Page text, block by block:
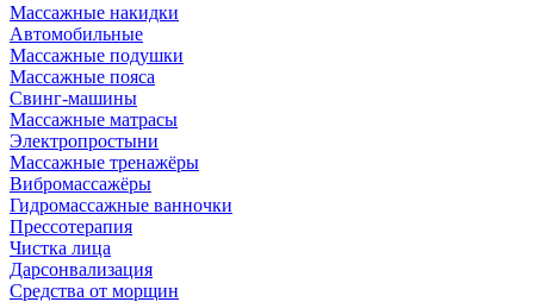
Массажные накидки
Автомобильные
Массажные подушки
Массажные пояса
Свинг-машины
Массажные матрасы
Электропростыни
Массажные тренажёры
Вибромассажёры
Гидромассажные ванночки
Прессотерапия
Чистка лица
Дарсонвализация
Средства от морщин